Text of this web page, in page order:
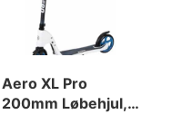
Aero XL Pro
200mm Løbehjul,